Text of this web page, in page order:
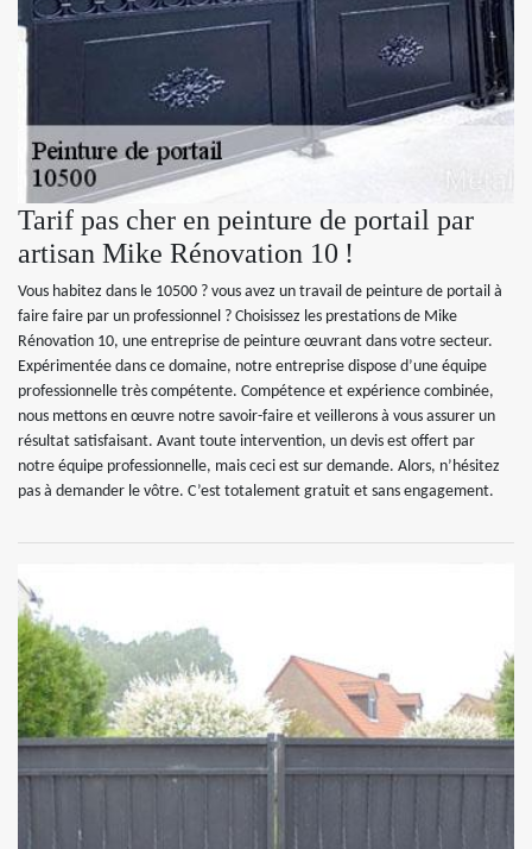
Tarif pas cher en peinture de portail par
artisan Mike Rénovation 10 !
Vous habitez dans le 10500 ? vous avez un travail de peinture de portail à
faire faire par un professionnel ? Choisissez les prestations de Mike
Rénovation 10, une entreprise de peinture œuvrant dans votre secteur.
Expérimentée dans ce domaine, notre entreprise dispose d’une équipe
professionnelle très compétente. Compétence et expérience combinée,
nous mettons en œuvre notre savoir-faire et veillerons à vous assurer un
résultat satisfaisant. Avant toute intervention, un devis est offert par
notre équipe professionnelle, mais ceci est sur demande. Alors, n’hésitez
pas à demander le vôtre. C’est totalement gratuit et sans engagement.